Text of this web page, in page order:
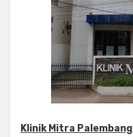
Klinik Mitra Palembang